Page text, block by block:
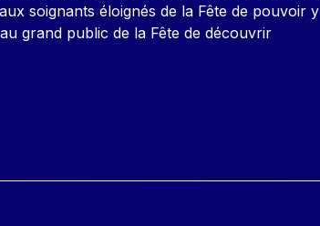
soignants éloignés de la Fête de pouvoir y
grand public de la Fête de découvrir